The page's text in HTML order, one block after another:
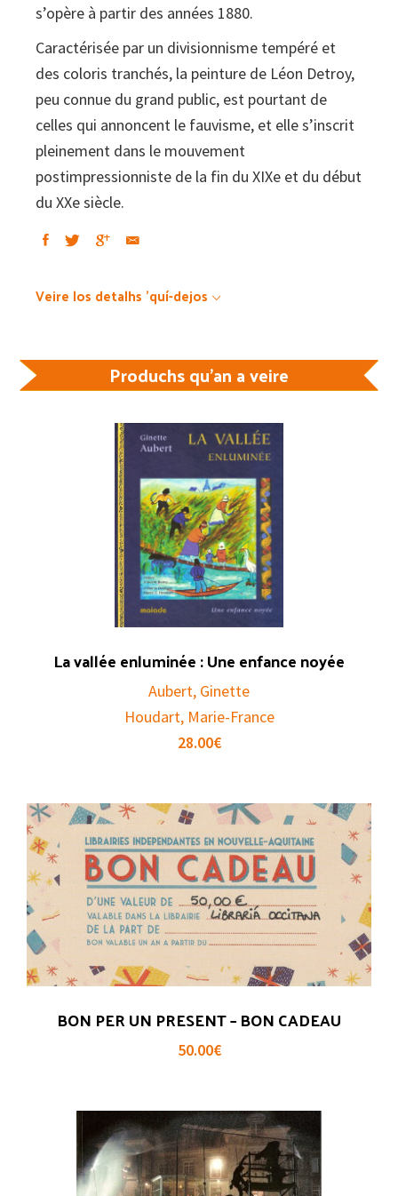
s’opère à partir des années 1880.
Caractérisée par un divisionnisme tempéré et
des coloris tranchés, la peinture de Léon Detroy,
peu connue du grand public, est pourtant de
celles qui annoncent le fauvisme, et elle s’inscrit
pleinement dans le mou­vement
postimpressionniste de la fin du XIXe et du début
du XXe siècle.
Veire los detalhs 'quí-dejos
Produchs qu'an a veire
La vallée enluminée : Une enfance noyée
Aubert, Ginette
Houdart, Marie-France
28.00€
BON PER UN PRESENT – BON CADEAU
50.00€